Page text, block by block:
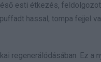
esti étkezés,
hassal, tompa fejjel
regenerálódásában. Ez a